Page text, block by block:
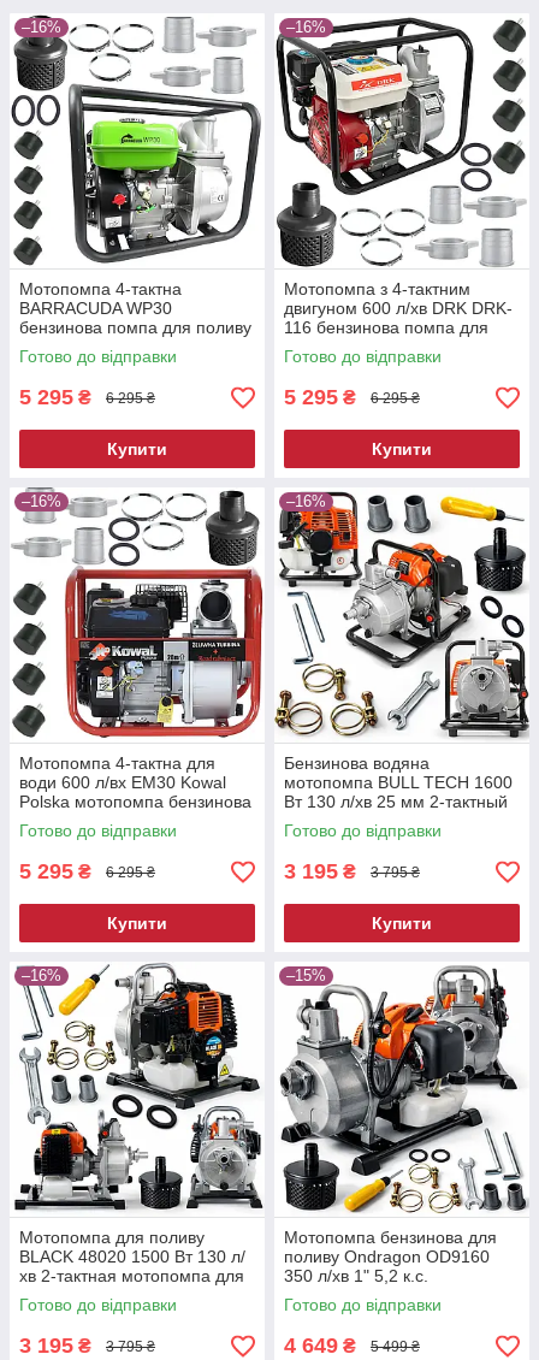
–16%
Мотопомпа 4-тактна
BARRACUDA WP30
бензинова помпа для поливу
ділянки
Готово до відправки
5 295 ₴ 6 295 ₴
Купити
–16%
Мотопомпа з 4-тактним
двигуном 600 л/хв DRK DRK-
116 бензинова помпа для
відкачування води
Готово до відправки
5 295 ₴ 6 295 ₴
Купити
–16%
Мотопомпа 4-тактна для
води 600 л/вх EM30 Kowal
Polska мотопомпа бензинова
для води
Готово до відправки
5 295 ₴ 6 295 ₴
Купити
–16%
Бензинова водяна
мотопомпа BULL TECH 1600
Вт 130 л/хв 25 мм 2-тактный
мотопомпа для поливу
мотопомпа для дачі
Готово до відправки
3 195 ₴ 3 795 ₴
Купити
–16%
Мотопомпа для поливу
BLACK 48020 1500 Вт 130 л/
хв 2-тактная мотопомпа для
дачі мотопомпа для брудних
вод
Готово до відправки
3 195 ₴ 3 795 ₴
–15%
Мотопомпа бензинова для
поливу Ondragon OD9160
350 л/хв 1" 5,2 к.с.
мотопомпа бензинова для
господарства
Готово до відправки
4 649 ₴ 5 499 ₴